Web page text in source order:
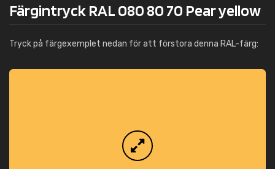
Färgintryck RAL 080 80 70 Pear yellow
Tryck på färgexemplet nedan för att förstora denna RAL-färg: